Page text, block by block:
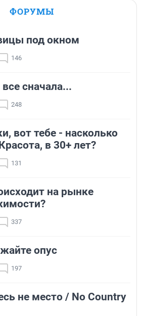
ФОРУМЫ
под окном
146
сначала...
248
вот тебе - насколько
в 30+ лет?
131
на рынке
337
опус
197
не место / No Country